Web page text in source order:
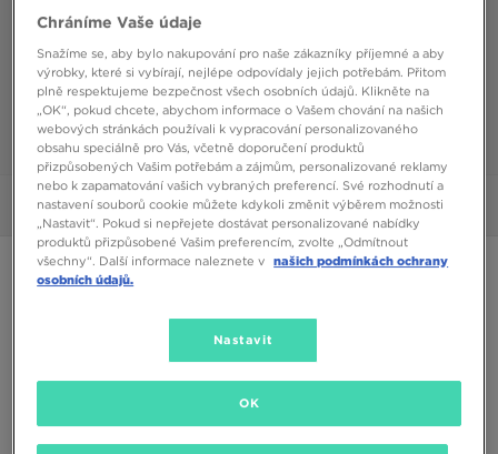
Obrázky 360°
REEBOK CL LTHR
Dostupné Barvy
Chráníme Vaše údaje
Snažíme se, aby bylo nakupování pro naše zákazníky příjemné a aby
výrobky, které si vybírají, nejlépe odpovídaly jejich potřebám. Přitom
plně respektujeme bezpečnost všech osobních údajů. Klikněte na
„OK“, pokud chcete, abychom informace o Vašem chování na našich
webových stránkách používali k vypracování personalizovaného
obsahu speciálně pro Vás, včetně doporučení produktů
přizpůsobených Vašim potřebám a zájmům, personalizované reklamy
nebo k zapamatování vašich vybraných preferencí. Své rozhodnutí a
nastavení souborů cookie můžete kdykoli změnit výběrem možnosti
„Nastavit“. Pokud si nepřejete dostávat personalizované nabídky
produktů přizpůsobené Vašim preferencím, zvolte „Odmítnout
všechny“. Další informace naleznete v našich podmínkách ochrany
osobních údajů.
Nastavit
OK